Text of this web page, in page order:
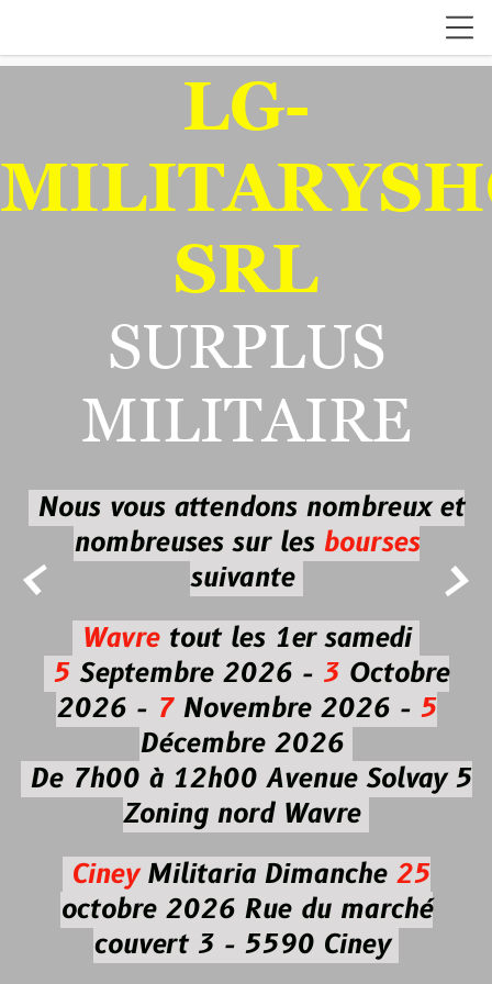
 
LG-
SRL
SURPLUS
MILITAIRE
Nous vous attendons nombreux et
nombreuses sur les bourses
suivante
Wavretout les 1er samedi
5Septembre 2026 - 3Octobre
2026 -7Novembre 2026 - 5
Décembre 2026
De 7h00 à 12h00 Avenue Solvay 5
Zoning nord Wavre
CineyMilitaria Dimanche 25
octobre 2026Rue du marché
couvert 3 - 5590 Ciney